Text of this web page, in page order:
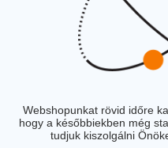
Webshopunkat rövid időre
hogy a későbbiekben még
tudjuk kiszolgálni